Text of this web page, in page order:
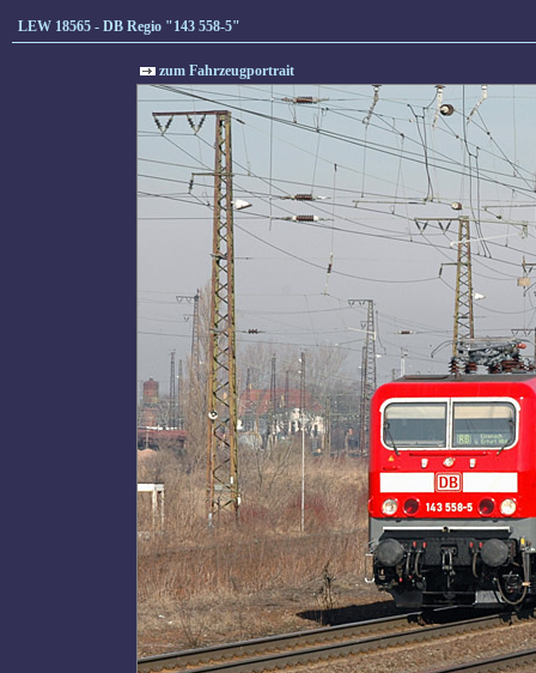
LEW 18565 - DB Regio "143 558-5"
zum Fahrzeugportrait